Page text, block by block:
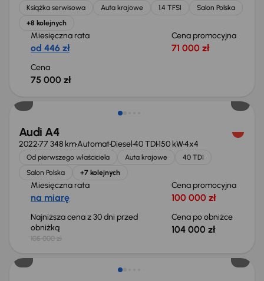
Książka serwisowa Auta krajowe 1.4 TFSI
Salon Polska
+8 kolejnych
Miesięczna rata
od 446 zł
Cena promocyjna
71 000 zł
Cena
75 000 zł
Taniej o 1 000 zł
Audi A4
202277 348 kmAutomatDiesel40 TDI150 kW4x4
Od pierwszego właściciela Auta krajowe
40 TDI
Salon Polska
+7 kolejnych
Miesięczna rata
na miarę
Cena promocyjna
100 000 zł
Najniższa cena z 30 dni przed
obniżką
105 000 zł
Cena po obniżce
104 000 zł
Taniej o 1 000 zł